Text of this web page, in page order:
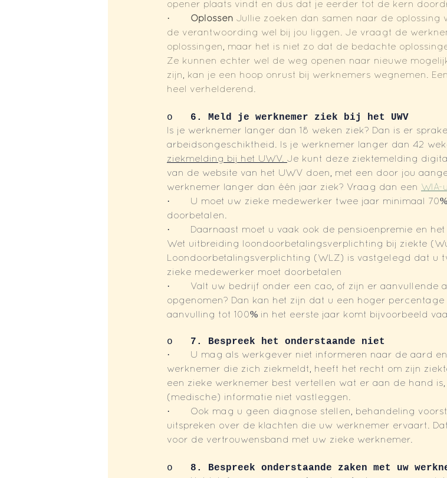
opener plaats vindt en dus dat je eerder tot de kern
· Oplossen Jullie zoeken dan samen naar de oplossing
de verantwoording wel bij jou liggen. Je vraagt de
oplossingen, maar het is niet zo dat de bedachte
Ze kunnen echter wel de weg openen naar nieuwe
zijn, kan je een hoop onrust bij werknemers wegnemen.
heel verhelderend.
o 6. Meld je werknemer ziek bij het UWV
Is je werknemer langer dan 18 weken ziek? Dan is er
arbeidsongeschiktheid. Is je werknemer langer dan 42
ziekmelding bij het UWV. Je kunt deze ziektemelding
van de website van het UWV doen, met een door jou
werknemer langer dan één jaar ziek? Vraag dan een
WIA-
·       U moet uw zieke medewerker twee jaar minimaal
doorbetalen.
·       Daarnaast moet u vaak ook de pensioenpremie en
Wet uitbreiding loondoorbetalingsverplichting bij ziekte
Loondoorbetalingsverplichting (WLZ) is vastgelegd dat u
zieke medewerker moet doorbetalen
·       Valt uw bedrijf onder een cao, of zijn er aanvullende
opgenomen? Dan kan het zijn dat u een hoger percentage
aanvulling tot 100% in het eerste jaar komt bijvoorbeeld
o 7. Bespreek het onderstaande niet
·       U mag als werkgever niet informeren naar de aard
werknemer die zich ziekmeldt, heeft het recht om zijn
een zieke werknemer best vertellen wat er aan de hand
(medische) informatie niet vastleggen.
·       Ook mag u geen diagnose stellen, behandeling
uitspreken over de klachten die uw werknemer ervaart.
voor de vertrouwensband met uw zieke werknemer.
o 8. Bespreek onderstaande zaken met uw